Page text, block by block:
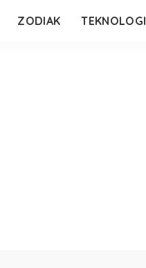
ZODIAK TEKNOLOGI